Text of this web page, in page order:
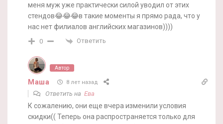
меня муж уже практически силой уводил от этих
стендов😂😂😂в такие моменты я прямо рада, что у
нас нет филиалов английских магазинов))))
0 Ответить
Автор
Маша 8 лет назад
Ответить на Ева
К сожалению, они еще вчера изменили условия
скидки(( Теперь она распространяется только для